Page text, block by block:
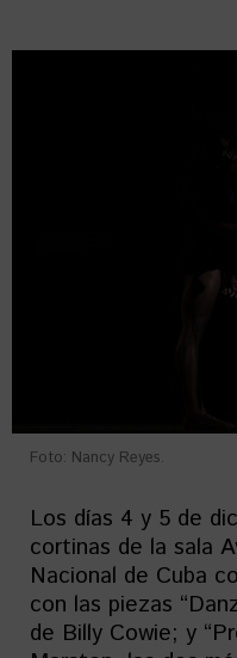
Foto: Nancy Reyes.
Los días 4 y 5 de
cortinas de la sala
Nacional de Cuba
con las piezas
de Billy Cowie; y